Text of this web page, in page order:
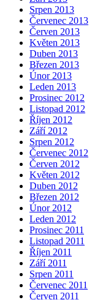
Srpen 2013
Červenec 2013
Červen 2013
Květen 2013
Duben 2013
Březen 2013
Únor 2013
Leden 2013
Prosinec 2012
Listopad 2012
Říjen 2012
Září 2012
Srpen 2012
Červenec 2012
Červen 2012
Květen 2012
Duben 2012
Březen 2012
Únor 2012
Leden 2012
Prosinec 2011
Listopad 2011
Říjen 2011
Září 2011
Srpen 2011
Červenec 2011
Červen 2011